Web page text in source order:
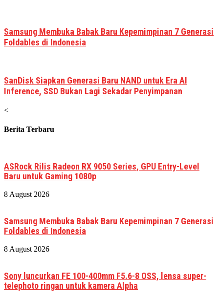
Samsung Membuka Babak Baru Kepemimpinan 7 Generasi
Foldables di Indonesia
SanDisk Siapkan Generasi Baru NAND untuk Era AI
Inference, SSD Bukan Lagi Sekadar Penyimpanan
<
Berita Terbaru
ASRock Rilis Radeon RX 9050 Series, GPU Entry-Level
Baru untuk Gaming 1080p
8 August 2026
Samsung Membuka Babak Baru Kepemimpinan 7 Generasi
Foldables di Indonesia
8 August 2026
Sony luncurkan FE 100-400mm F5.6-8 OSS, lensa super-
telephoto ringan untuk kamera Alpha